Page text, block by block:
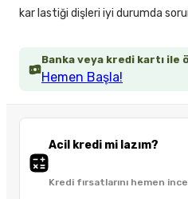
Banka veya kredi kartı ile
Hemen Başla!
Acil kredi mi lazım?
Kredi fırsatlarını hemen
kar lastiği dişleri iyi durumda